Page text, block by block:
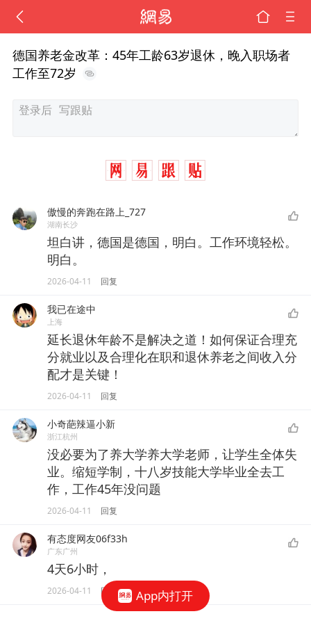
德国养老金改革：45年工龄63岁退休，晚入职场者
工作至72岁
傲慢的奔跑在路上_727
湖南长沙
坦白讲，德国是德国，明白。工作环境轻松。
明白。
2026-04-11 回复
我已在途中
上海
延长退休年龄不是解决之道！如何保证合理充
分就业以及合理化在职和退休养老之间收入分
配才是关键！
2026-04-11 回复
小奇葩辣逼小新
浙江杭州
没必要为了养大学养大学老师，让学生全体失
业。缩短学制，十八岁技能大学毕业全去工
作，工作45年没问题
2026-04-11 回复
有态度网友06f33h
广东广州
4天6小时，
2026-04-11 回复 App内打开